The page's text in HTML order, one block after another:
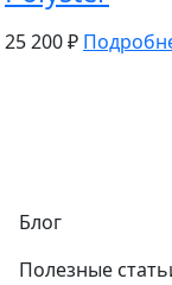
25 200 ₽
Блог
Полезные